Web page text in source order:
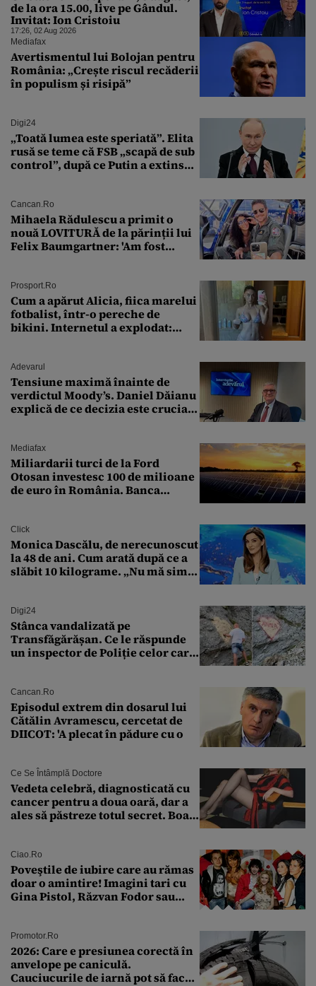
de la ora 15.00, live pe Gândul.
Invitat: Ion Cristoiu
17:26, 02 Aug 2026
Mediafax
Avertismentul lui Bolojan pentru
România: „Crește riscul recăderii
în populism și risipă”
Digi24
„Toată lumea este speriată”. Elita
rusă se teme că FSB „scapă de sub
control”, după ce Putin a extins
Cancan.ro
Mihaela Rădulescu a primit o
nouă LOVITURĂ de la părinții lui
Felix Baumgartner: 'Am fost
Prosport.ro
Cum a apărut Alicia, fiica marelui
fotbalist, într-o pereche de
bikini. Internetul a explodat:
Adevarul
Tensiune maximă înainte de
verdictul Moody’s. Daniel Dăianu
explică de ce decizia este crucială
Mediafax
Miliardarii turci de la Ford
Otosan investesc 100 de milioane
de euro în România. Banca
Click
Monica Dascălu, de nerecunoscut
la 48 de ani. Cum arată după ce a
slăbit 10 kilograme. „Nu mă simt
Digi24
Stânca vandalizată pe
Transfăgărășan. Ce le răspunde
un inspector de Poliție celor care
Cancan.ro
Episodul extrem din dosarul lui
Cătălin Avramescu, cercetat de
DIICOT: 'A plecat în pădure cu o
Ce Se Întâmplă Doctore
Vedeta celebră, diagnosticată cu
cancer pentru a doua oară, dar a
ales să păstreze totul secret. Boala
Ciao.ro
Poveştile de iubire care au rămas
doar o amintire! Imagini tari cu
Gina Pistol, Răzvan Fodor sau
Promotor.ro
2026: Care e presiunea corectă în
anvelope pe caniculă.
Cauciucurile de iarnă pot să facă